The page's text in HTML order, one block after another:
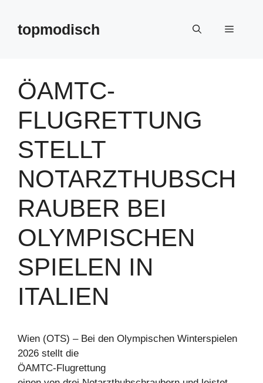
springentopmodisch Menü
ÖAMTC-
FLUGRETTUNG
STELLT
NOTARZTHUBSCH
RAUBER BEI
OLYMPISCHEN
SPIELEN IN
ITALIEN
Wien (OTS) – Bei den Olympischen Winterspielen
2026 stellt die
ÖAMTC-Flugrettung